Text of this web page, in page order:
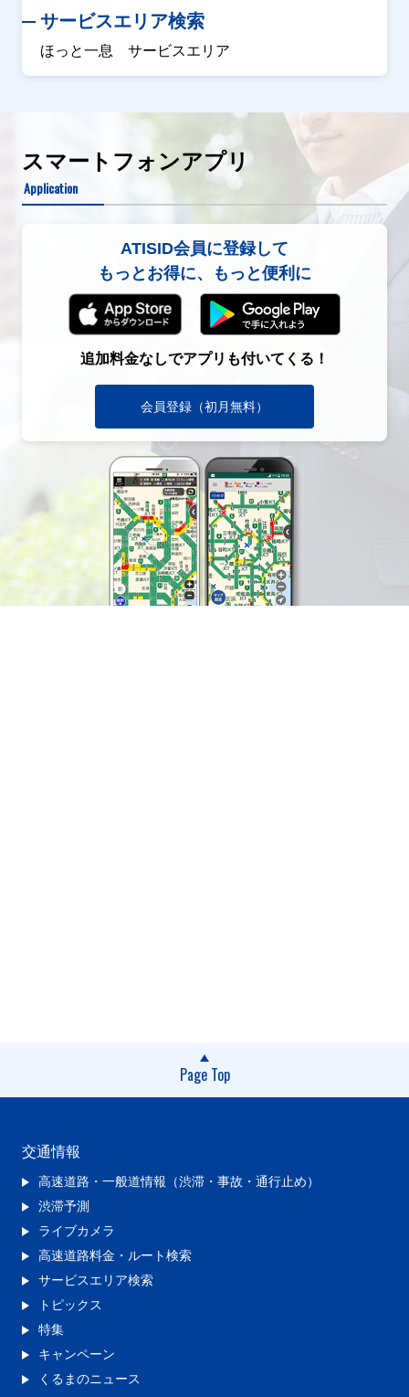
サービスエリア検索
ほっと一息 サービスエリア
スマートフォンアプリ
Application
ATISID会員に登録して
もっとお得に、もっと便利に
追加料金なしでアプリも付いてくる！
会員登録（初月無料）
Page Top
交通情報
高速道路・一般道情報（渋滞・事故・通行止め）
渋滞予測
ライブカメラ
高速道路料金・ルート検索
サービスエリア検索
トピックス
特集
キャンペーン
くるまのニュース